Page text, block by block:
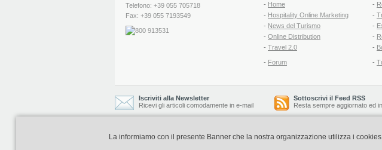
Telefono: +39 055 705718
Fax: +39 055 7193549
- Home
- Hospitality Online Marketing
- News del Turismo
- Online Distribution
- Travel 2.0
- Forum
-
-
-
-
-
-
Iscriviti alla Newsletter
Ricevi gli articoli comodamente in e-mail
Sottoscrivi il Feed RSS
Resta sempre aggiornato ed
Booking Blog è realizzato e curato da
La informiamo con il presente Banner che la nostra organizzazione utilizza i